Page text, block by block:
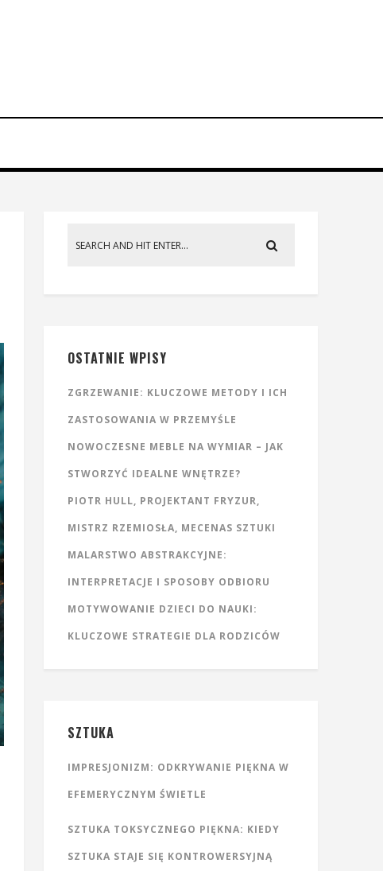
OSTATNIE WPISY
ZGRZEWANIE: KLUCZOWE METODY I ICH
ZASTOSOWANIA W PRZEMYŚLE
NOWOCZESNE MEBLE NA WYMIAR – JAK
STWORZYĆ IDEALNE WNĘTRZE?
PIOTR HULL, PROJEKTANT FRYZUR,
MISTRZ RZEMIOSŁA, MECENAS SZTUKI
MALARSTWO ABSTRAKCYJNE:
INTERPRETACJE I SPOSOBY ODBIORU
MOTYWOWANIE DZIECI DO NAUKI:
KLUCZOWE STRATEGIE DLA RODZICÓW
SZTUKA
IMPRESJONIZM: ODKRYWANIE PIĘKNA W
EFEMERYCZNYM ŚWIETLE
SZTUKA TOKSYCZNEGO PIĘKNA: KIEDY
SZTUKA STAJE SIĘ KONTROWERSYJNĄ